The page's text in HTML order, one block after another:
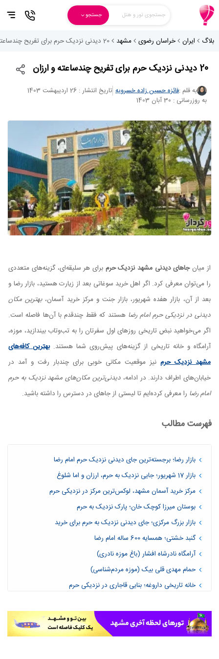
جستجوی تور و هتل جستجو
بلاگ ایران خراسان رضوی مشهد 20 دیدنی نزدیک حرم برای تفریح چندساعته و ارزان
20 دیدنی نزدیک حرم برای تفریح چندساعته و ارزان
به قلم :فائزه حسین زاده خسرویه تاریخ انتشار : 26 اردیبهشت 1403
به روزرسانی : 30 آبان 1403
از میانجاهای دیدنی مشهد نزدیک حرم برای هر سلیقه‌ای، گزینه‌های متعددی
را می‌توان معرفی کرد. اگر اهل خرید سوغاتی بعد از زیارت هستید، بازار رضا و
بعد از آن، بازار هفده شهریور، بازار جنت و مرکز خرید آسمان،بهترین مکان
دیدنی در نزدیکی حرم امام رضا هستند که فقط چندقدم با آن‌ها فاصله است.
اگر می‌خواهید نبض تاریخی روزهای اول سفرتان را به تب‌وتاب بیندازید، موزه،
آرامگاه و خانه‌‌ تاریخی از گزینه‌های پیش‌روی شما هستند.بهترین کافه‌های
مشهد نزدیک حرم نیز موقعیت مکانی خوبی برای چندبار رفت و آمد در
خیابان‌های اطراف دارند. در ادامه، دیدنی‌ترین مکان‌های مشهد نزدیک به حرم
امام رضا را معرفی کرده‌ایم تا لیستی از جاهای در دسترس را داشته باشید.
فهرست مطالب
بازار رضا؛ برجسته‌ترین جای دیدنی نزدیک حرم امام رضا
بازار 17 شهریور؛ جایی نزدیک به حرم، ارزان و اما شلوغ
مرکز خرید آسمان مشهد، لوکس‌ترین مرکز در نزدیکی حرم
بوستان میرزا کوچک خان؛ پارک نزدیک به حرم
بازار بزرگ مرکزی؛ جای دیدنی نزدیک به حرم برای خرید
گنبد خشتی؛ همسایه 600 ساله امام رضا
آرامگاه نادرشاه افشار (باغ موزه نادری)
حمام مهدی قلی بیک (موزه مردم‌شناسی)
خانه‌ تاریخی داروغه؛ بنایی قاجاری در نزدیکی حرم
خانه‌ تاریخی توکلی؛ جاذبه‌ای به سبک قاجاری
خانه تاریخی امیری در نواب صفوی